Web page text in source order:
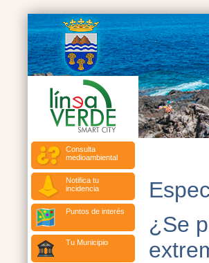
Consulta
medioambiental
Notifica tu
incidencia
Puntos de interés
Tu Municipio
¿Se